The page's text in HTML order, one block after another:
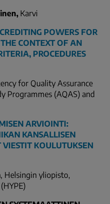
Karvi
POWERS FOR
CONTEXT OF AN
PROCEDURES
for Quality Assurance
Programmes (AQAS) and
ARVIOINTI:
KANSALLISEN
KOULUTUKSEN
, Helsingin yliopisto,
(HYPE)